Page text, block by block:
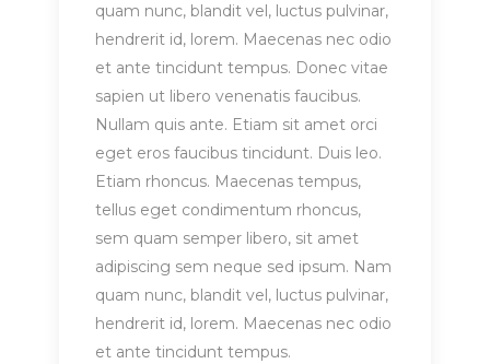
quam nunc, blandit vel, luctus pulvinar,
hendrerit id, lorem. Maecenas nec odio
et ante tincidunt tempus. Donec vitae
sapien ut libero venenatis faucibus.
Nullam quis ante. Etiam sit amet orci
eget eros faucibus tincidunt. Duis leo.
Etiam rhoncus. Maecenas tempus,
tellus eget condimentum rhoncus,
sem quam semper libero, sit amet
adipiscing sem neque sed ipsum. Nam
quam nunc, blandit vel, luctus pulvinar,
hendrerit id, lorem. Maecenas nec odio
et ante tincidunt tempus.